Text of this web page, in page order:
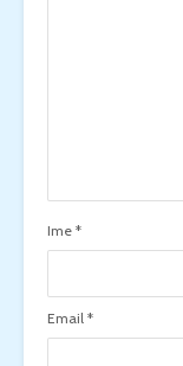
Ime *
Email *